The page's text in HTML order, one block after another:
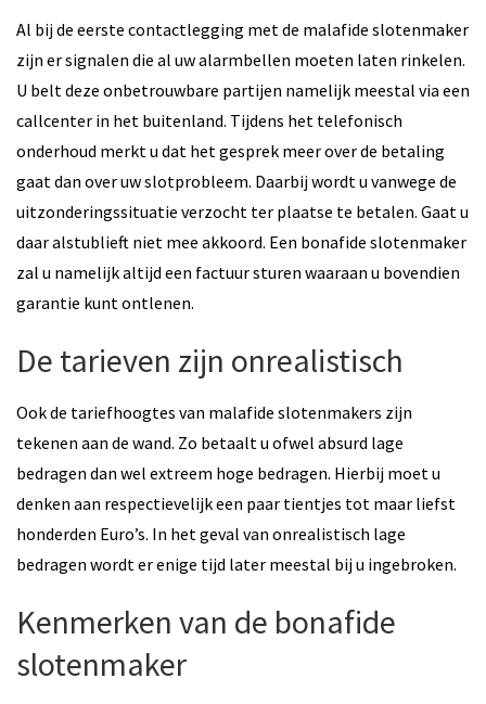
Al bij de eerste contactlegging met de malafide slotenmaker
zijn er signalen die al uw alarmbellen moeten laten rinkelen.
U belt deze onbetrouwbare partijen namelijk meestal via een
callcenter in het buitenland. Tijdens het telefonisch
onderhoud merkt u dat het gesprek meer over de betaling
gaat dan over uw slotprobleem. Daarbij wordt u vanwege de
uitzonderingssituatie verzocht ter plaatse te betalen. Gaat u
daar alstublieft niet mee akkoord. Een bonafide slotenmaker
zal u namelijk altijd een factuur sturen waaraan u bovendien
garantie kunt ontlenen.
De tarieven zijn onrealistisch
Ook de tariefhoogtes van malafide slotenmakers zijn
tekenen aan de wand. Zo betaalt u ofwel absurd lage
bedragen dan wel extreem hoge bedragen. Hierbij moet u
denken aan respectievelijk een paar tientjes tot maar liefst
honderden Euro’s. In het geval van onrealistisch lage
bedragen wordt er enige tijd later meestal bij u ingebroken.
Kenmerken van de bonafide
slotenmaker